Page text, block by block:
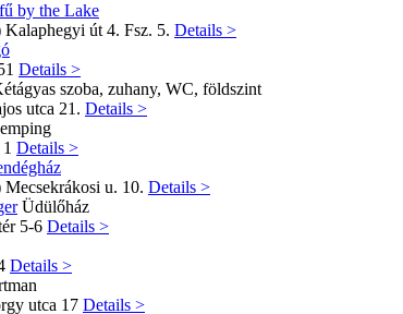
by the Lake
út 4. Fsz. 5. Details >
Details >
szoba, zuhany, WC, földszint
utca 21. Details >
Details >
u. 10. Details >
Üdülőház
5-6 Details >
Details >
utca 17 Details >